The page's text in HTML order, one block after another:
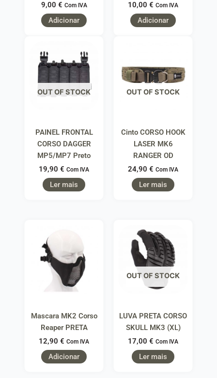
9,00 € Com IVA
Adicionar
10,00 € Com IVA
Adicionar
OUT OF STOCK
PAINEL FRONTAL
CORSO DAGGER
MP5/MP7 Preto
19,90 € Com IVA
Ler mais
OUT OF STOCK
Cinto CORSO HOOK
LASER MK6
RANGER OD
24,90 € Com IVA
Ler mais
Mascara MK2 Corso
Reaper PRETA
12,90 € Com IVA
Adicionar
OUT OF STOCK
LUVA PRETA CORSO
SKULL MK3 (XL)
17,00 € Com IVA
Ler mais